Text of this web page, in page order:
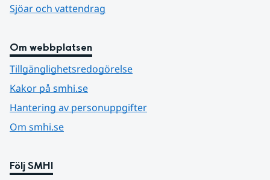
Sjöar och vattendrag
Om webbplatsen
Tillgänglighetsredogörelse
Kakor på smhi.se
Hantering av personuppgifter
Om smhi.se
Följ SMHI